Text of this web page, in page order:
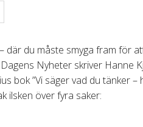
där du måste smyga fram för
Nyheter skriver Hanne
bok ”Vi säger vad du tänker –
ilsken över fyra saker: